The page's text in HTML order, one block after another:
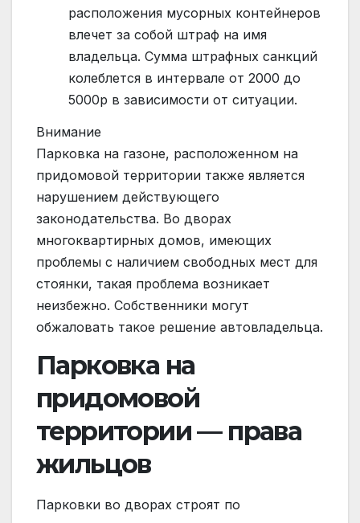
расположения мусорных контейнеров
влечет за собой штраф на имя
владельца. Сумма штрафных санкций
колеблется в интервале от 2000 до
5000р в зависимости от ситуации.
Внимание
Парковка на газоне, расположенном на
придомовой территории также является
нарушением действующего
законодательства. Во дворах
многоквартирных домов, имеющих
проблемы с наличием свободных мест для
стоянки, такая проблема возникает
неизбежно. Собственники могут
обжаловать такое решение автовладельца.
Парковка на
придомовой
территории — права
жильцов
Парковки во дворах строят по